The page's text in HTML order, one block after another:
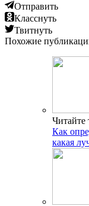
Отправить
Класснуть
Твитнуть
Похожие
Читайте
Как
какая